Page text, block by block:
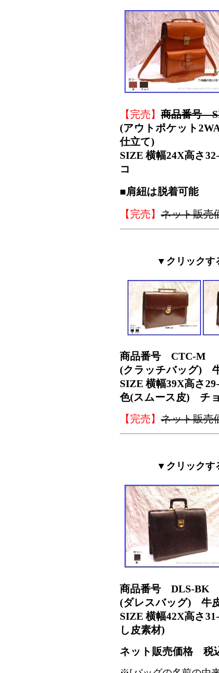
【完売】 商品番号
(アウトポケット
仕立て)
SIZE 横幅24X高さ
コ
■肩紐は脱着可能
【完売】 ネット販売
▼クリックす
商品番号 CTC-M
(クラッチバッグ)
SIZE 横幅39X高さ
色(スムース皮) チ
【完売】 ネット販売
▼クリックす
商品番号 DLS-BK
(ダレスバッグ) 牛
SIZE 横幅42X高さ
し皮素材)
ネット販売価格 税